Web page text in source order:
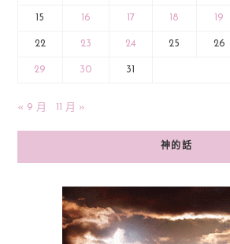
15 16 17 18 19
22 23 24 25 26
29 30 31
« 9 月 11 月 »
神的話